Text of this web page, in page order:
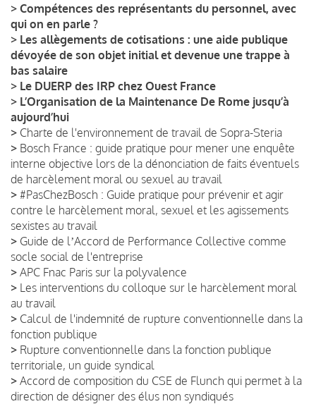
> Compétences des représentants du personnel, avec
qui on en parle ?
> Les allègements de cotisations : une aide publique
dévoyée de son objet initial et devenue une trappe à
bas salaire
> Le DUERP des IRP chez Ouest France
> L’Organisation de la Maintenance De Rome jusqu’à
aujourd’hui
> Charte de l'environnement de travail de Sopra-Steria
> Bosch France : guide pratique pour mener une enquête
interne objective lors de la dénonciation de faits éventuels
de harcèlement moral ou sexuel au travail
> #PasChezBosch : Guide pratique pour prévenir et agir
contre le harcèlement moral, sexuel et les agissements
sexistes au travail
> Guide de lʼAccord de Performance Collective comme
socle social de l'entreprise
> APC Fnac Paris sur la polyvalence
> Les interventions du colloque sur le harcèlement moral
au travail
> Calcul de l'indemnité de rupture conventionnelle dans la
fonction publique
> Rupture conventionnelle dans la fonction publique
territoriale, un guide syndical
> Accord de composition du CSE de Flunch qui permet à la
direction de désigner des élus non syndiqués